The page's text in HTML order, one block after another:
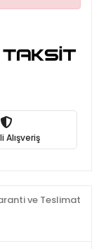
Alışveriş
ve Teslimat